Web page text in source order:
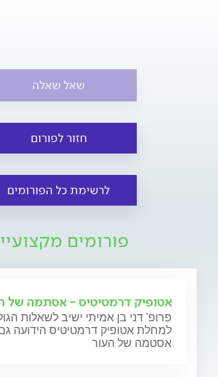
שאל שאלה
חזור לפורום
לרשימת כל הפורומים
פורומים
אטופיק דרמטיטיס - אסתמה של
פרופ' דני בן אמיתי ישיב לשאלות
למחלת אטופיק דרמטיטיס הידועה
אסטמה של העור